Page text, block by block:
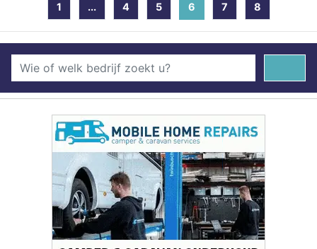
1 ... 4 5 6 (current)
7 8